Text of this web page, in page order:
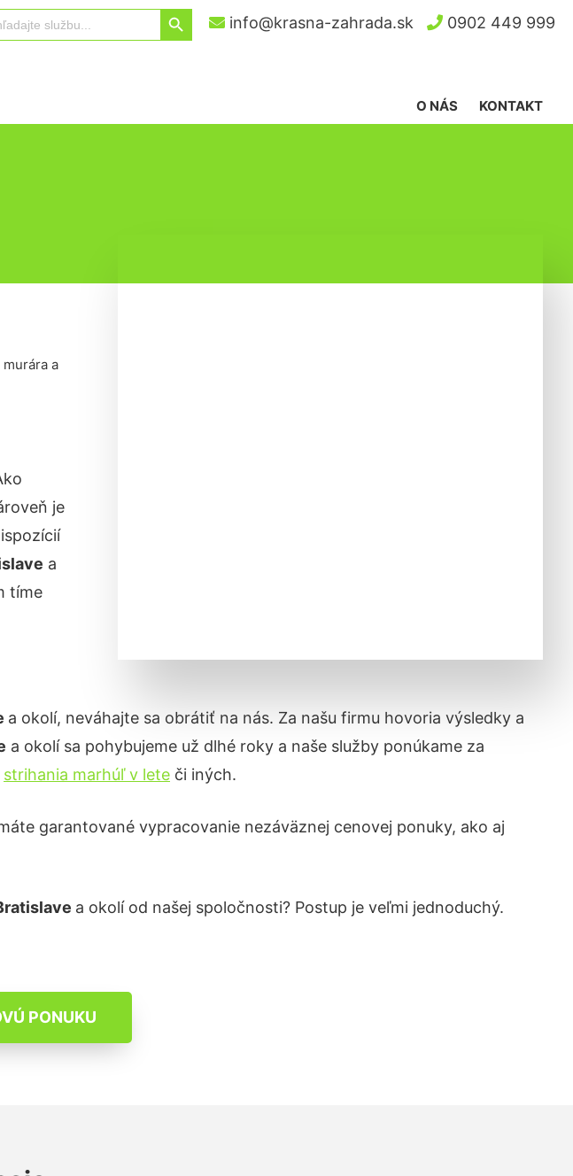
Search Button
info@krasna-zahrada.sk 0902 449 999
KONTAKT
O NÁS
a
je
a
tíme
a okolí, neváhajte sa obrátiť na nás. Za našu firmu hovoria výsledky a
a okolí sa pohybujeme už dlhé roky a naše služby ponúkame za
strihania marhúľ v lete či iných.
garantované vypracovanie nezáväznej cenovej ponuky, ako aj
a okolí od našej spoločnosti? Postup je veľmi jednoduchý.
PONUKU